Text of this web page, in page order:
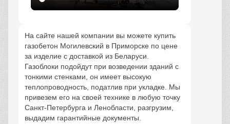
На сайте нашей компании вы можете купить
газобетон Могилевский в Приморске по цене
за изделие с доставкой из Беларуси.
Газоблоки подойдут при возведении зданий с
тонкими стенками, он имеет высокую
теплопроводность, податлив при укладке. Мы
привезем его на своей технике в любую точку
Санкт-Петербурга и Ленобласти, разгрузим,
выдадим гарантийные документы.